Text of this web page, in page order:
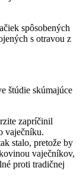
spôsobených
s otravou z
štúdie skúmajúce
zapríčinil
vaječníku.
stalo, pretože by
vaječníkov,
proti tradičnej